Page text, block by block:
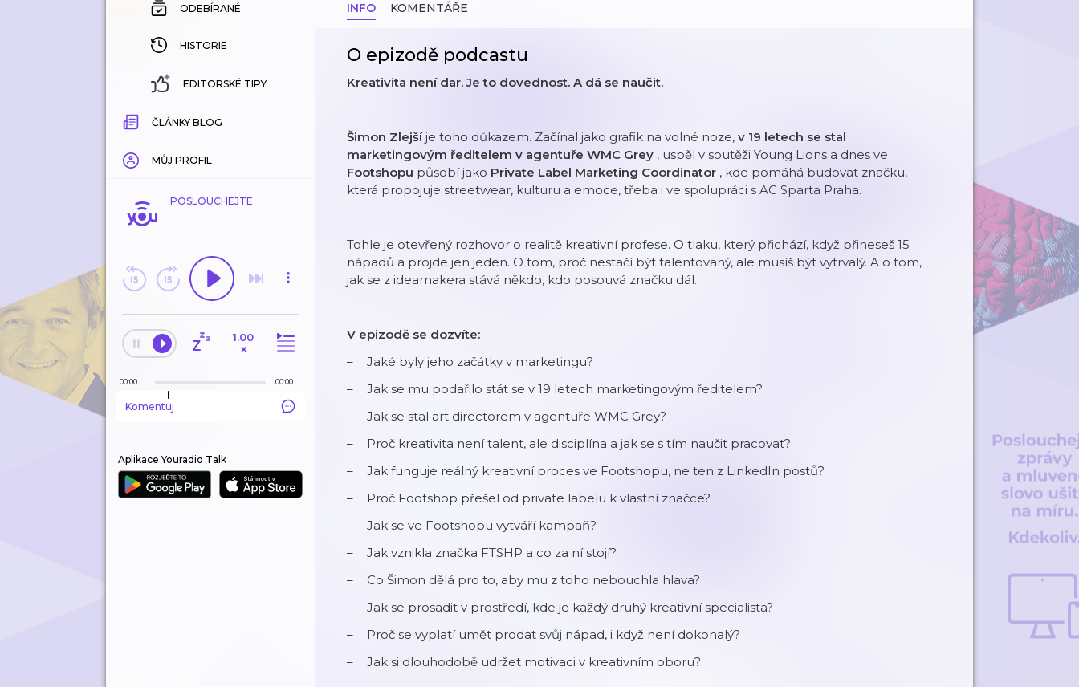
ODEBÍRANÉ
HISTORIE
EDITORSKÉ TIPY
ČLÁNKY BLOG
MŮJ PROFIL
POSLOUCHEJTE
1.00
×
00:00 00:00
Komentuj
Aplikace Youradio Talk
INFO KOMENTÁŘE
O epizodě podcastu
Kreativita není dar. Je to dovednost. A dá se naučit.
Šimon Zlejšíje toho důkazem. Začínal jako grafik na volné noze, v 19 letech se stal
marketingovým ředitelem v agentuře WMC Grey , uspěl v soutěži Young Lions a dnes ve
Footshopu působí jako Private Label Marketing Coordinator , kde pomáhá budovat značku,
která propojuje streetwear, kulturu a emoce, třeba i ve spolupráci s AC Sparta Praha.
Tohle je otevřený rozhovor o realitě kreativní profese. O tlaku, který přichází, když přineseš 15
nápadů a projde jen jeden. O tom, proč nestačí být talentovaný, ale musíš být vytrvalý. A o tom,
jak se z ideamakera stává někdo, kdo posouvá značku dál.
V epizodě se dozvíte:
Jaké byly jeho začátky v marketingu?
Jak se mu podařilo stát se v 19 letech marketingovým ředitelem?
Jak se stal art directorem v agentuře WMC Grey?
Proč kreativita není talent, ale disciplína a jak se s tím naučit pracovat?
Jak funguje reálný kreativní proces ve Footshopu, ne ten z LinkedIn postů?
Proč Footshop přešel od private labelu k vlastní značce?
Jak se ve Footshopu vytváří kampaň?
Jak vznikla značka FTSHP a co za ní stojí?
Co Šimon dělá pro to, aby mu z toho nebouchla hlava?
Jak se prosadit v prostředí, kde je každý druhý kreativní specialista?
Proč se vyplatí umět prodat svůj nápad, i když není dokonalý?
Jak si dlouhodobě udržet motivaci v kreativním oboru?